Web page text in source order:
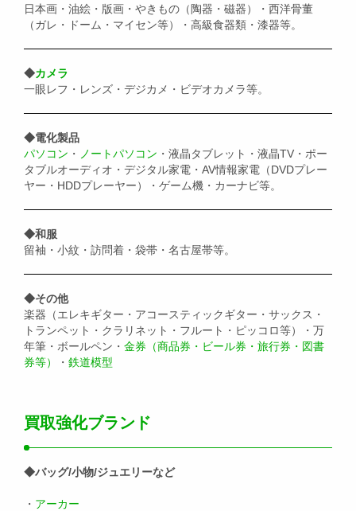
日本画・油絵・版画・やきもの（陶器・磁器）・西洋骨董
（ガレ・ドーム・マイセン等）・高級食器類・漆器等。
◆カメラ
一眼レフ・レンズ・デジカメ・ビデオカメラ等。
◆電化製品
パソコン ・ ノートパソコン ・液晶タブレット・液晶TV・ポー
タブルオーディオ・デジタル家電・AV情報家電（DVDプレー
ヤー・HDDプレーヤー）・ゲーム機・カーナビ等。
◆和服
留袖・小紋・訪問着・袋帯・名古屋帯等。
◆その他
楽器（エレキギター・アコースティックギター・サックス・
トランペット・クラリネット・フルート・ピッコロ等）・万
年筆・ボールペン・ 金券（商品券・ビール券・旅行券・図書
券等）
・ 鉄道模型
買取強化ブランド
◆バッグ/小物/ジュエリーなど
・ アーカー